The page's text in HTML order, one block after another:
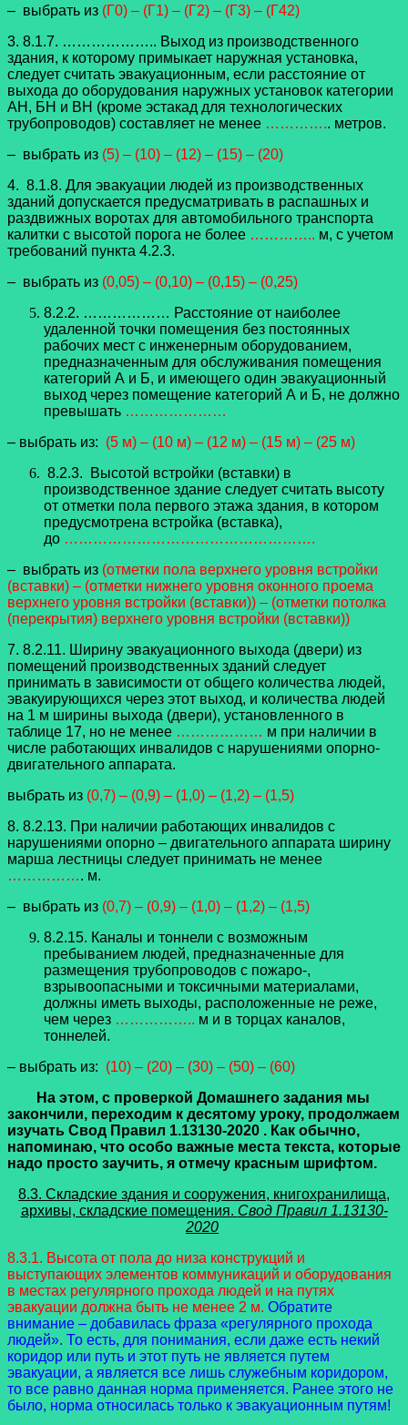
– выбрать из (Г0) – (Г1) – (Г2) – (Г3) – (Г42)
3. 8.1.7. ……………….. Выход из производственного
здания, к которому примыкает наружная установка,
следует считать эвакуационным, если расстояние от
выхода до оборудования наружных установок категории
АН, БН и ВН (кроме эстакад для технологических
трубопроводов) составляет не менее ………….. метров.
– выбрать из (5) – (10) – (12) – (15) – (20)
4. 8.1.8. Для эвакуации людей из производственных
зданий допускается предусматривать в распашных и
раздвижных воротах для автомобильного транспорта
калитки с высотой порога не более ………….. м, с учетом
требований пункта 4.2.3.
– выбрать из (0,05) – (0,10) – (0,15) – (0,25)
8.2.2. ……………… Расстояние от наиболее
удаленной точки помещения без постоянных
рабочих мест с инженерным оборудованием,
предназначенным для обслуживания помещения
категорий А и Б, и имеющего один эвакуационный
выход через помещение категорий А и Б, не должно
превышать …………………
– выбрать из: (5 м) – (10 м) – (12 м) – (15 м) – (25 м)
8.2.3. Высотой встройки (вставки) в
производственное здание следует считать высоту
от отметки пола первого этажа здания, в котором
предусмотрена встройка (вставка),
до …………………………………………….
– выбрать из (отметки пола верхнего уровня встройки
(вставки) – (отметки нижнего уровня оконного проема
верхнего уровня встройки (вставки)) – (отметки потолка
(перекрытия) верхнего уровня встройки (вставки))
7. 8.2.11. Ширину эвакуационного выхода (двери) из
помещений производственных зданий следует
принимать в зависимости от общего количества людей,
эвакуирующихся через этот выход, и количества людей
на 1 м ширины выхода (двери), установленного в
таблице 17, но не менее ……………… м при наличии в
числе работающих инвалидов с нарушениями опорно-
двигательного аппарата.
выбрать из (0,7) – (0,9) – (1,0) – (1,2) – (1,5)
8. 8.2.13. При наличии работающих инвалидов с
нарушениями опорно – двигательного аппарата ширину
марша лестницы следует принимать не менее
……………. м.
– выбрать из (0,7) – (0,9) – (1,0) – (1,2) – (1,5)
8.2.15. Каналы и тоннели с возможным
пребыванием людей, предназначенные для
размещения трубопроводов с пожаро-,
взрывоопасными и токсичными материалами,
должны иметь выходы, расположенные не реже,
чем через …………….. м и в торцах каналов,
тоннелей.
– выбрать из: (10) – (20) – (30) – (50) – (60)
На этом, с проверкой Домашнего задания мы
закончили, переходим к десятому уроку, продолжаем
изучать Свод Правил 1.13130-2020 . Как обычно,
напоминаю, что особо важные места текста, которые
надо просто заучить, я отмечу красным шрифтом.
8.3. Складские здания и сооружения, книгохранилища,
архивы, складские помещения. Свод Правил 1.13130-
2020
8.3.1. Высота от пола до низа конструкций и
выступающих элементов коммуникаций и оборудования
в местах регулярного прохода людей и на путях
эвакуации должна быть не менее 2 м. Обратите
внимание – добавилась фраза «регулярного прохода
людей». То есть, для понимания, если даже есть некий
коридор или путь и этот путь не является путем
эвакуации, а является все лишь служебным коридором,
то все равно данная норма применяется. Ранее этого не
было, норма относилась только к эвакуационным путям!